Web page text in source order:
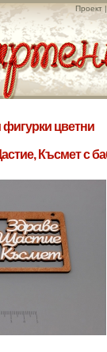
Проект |
цветни
Късмет с